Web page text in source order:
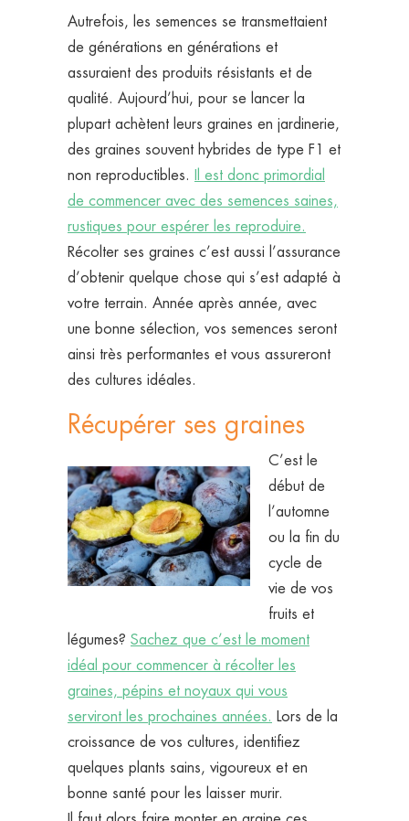
Autrefois, les semences se transmettaient
de générations en générations et
assuraient des produits résistants et de
qualité. Aujourd’hui, pour se lancer la
plupart achètent leurs graines en jardinerie,
des graines souvent hybrides de type F1 et
non reproductibles.
Il est donc primordial
de commencer avec des semences saines,
rustiques pour espérer les reproduire.
Récolter ses graines c’est aussi l’assurance
d’obtenir quelque chose qui s’est adapté à
votre terrain. Année après année, avec
une bonne sélection, vos semences seront
ainsi très performantes et vous assureront
des cultures idéales.
Récupérer ses graines
C’est le
début de
l’automne
ou la fin du
cycle de
vie de vos
fruits et
légumes? Sachez que c’est le moment
idéal pour commencer à récolter les
graines, pépins et noyaux qui vous
serviront les prochaines années. Lors de la
croissance de vos cultures, identifiez
quelques plants sains, vigoureux et en
bonne santé pour les laisser murir.